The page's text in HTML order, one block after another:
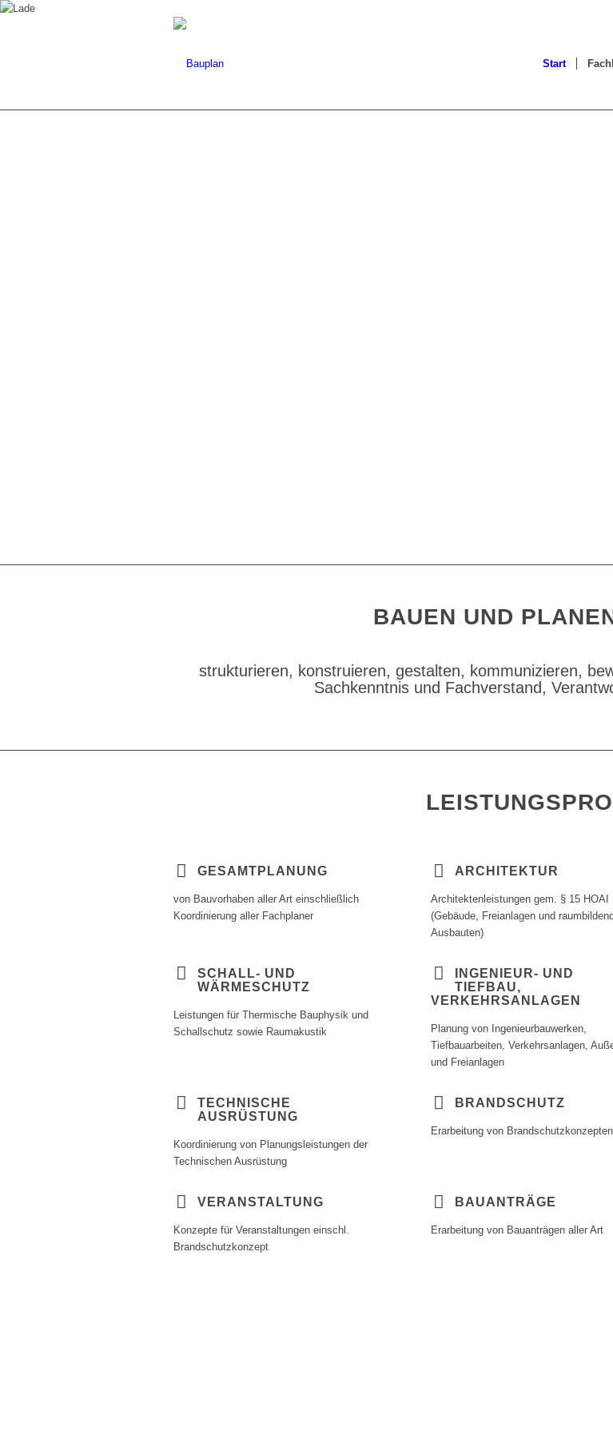
Start
BAUEN UND
strukturieren, ­konstruieren, ­gestalten, kommunizieren,
Sachkenntnis und ­Fachverstand,
GESAMTPLANUNG
von Bauvorhaben aller Art einschließlich
Koordinierung aller Fachplaner
ARCHITEKTUR
Architektenleistungen gem. § 15 HOAI
(Gebäude, Freianlagen und
Ausbauten)
SCHALL- UND
WÄRMESCHUTZ
Leistungen für Thermische Bauphysik und
Schallschutz sowie Raumakustik
INGENIEUR- UND
TIEFBAU,
VERKEHRSANLAGEN
Planung von Ingenieurbauwerken,
Tiefbauarbeiten, Verkehrsanlagen,
und Freianlagen
TECHNISCHE
AUSRÜSTUNG
Koordinierung von Planungsleistungen der
Technischen Ausrüstung
BRANDSCHUTZ
Erarbeitung von Brandschutzkonzepten
VERANSTALTUNG
Konzepte für Veranstaltungen einschl.
Brandschutzkonzept
BAUANTRÄGE
Erarbeitung von Bauanträgen aller Art